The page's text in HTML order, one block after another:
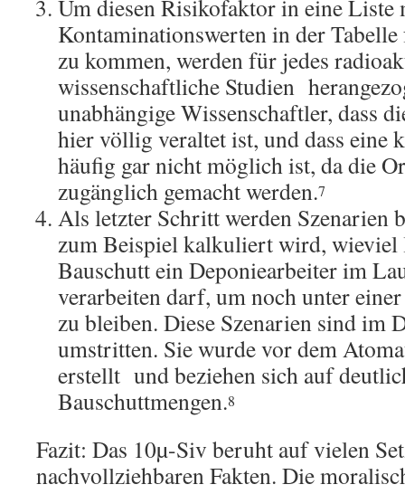
Um diesen Risikofaktor in eine Liste
Kontaminationswerten in der
zu kommen, werden für jedes
wissenschaftliche Studien
unabhängige Wissenschaftler, dass
hier völlig veraltet ist, und dass eine
häufig gar nicht möglich ist, da die
zugänglich gemacht werden.7
Als letzter Schritt werden Szenarien
zum Beispiel kalkuliert wird, wieviel
Bauschutt ein Deponiearbeiter im
verarbeiten darf, um noch unter
zu bleiben. Diese Szenarien sind im
umstritten. Sie wurde vor dem
erstellt und beziehen sich auf
Bauschuttmengen.8
Fazit: Das 10µ-Siv beruht auf vielen
nachvollziehbaren Fakten. Die